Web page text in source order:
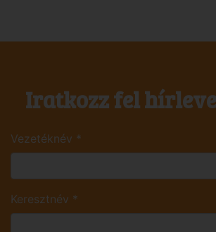
Iratkozz fel
Vezetéknév *
Keresztnév *